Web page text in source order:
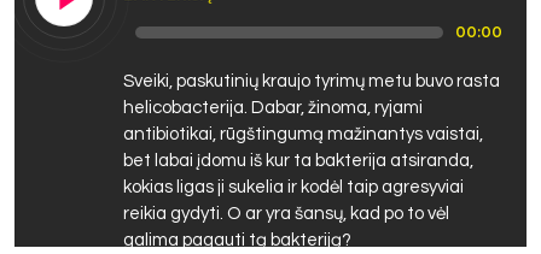
00:00
Sveiki, paskutinių kraujo tyrimų metu buvo rasta
helicobacterija. Dabar, žinoma, ryjami
antibiotikai, rūgštingumą mažinantys vaistai,
bet labai įdomu iš kur ta bakterija atsiranda,
kokias ligas ji sukelia ir kodėl taip agresyviai
reikia gydyti. O ar yra šansų, kad po to vėl
galima pagauti tą bakteriją?